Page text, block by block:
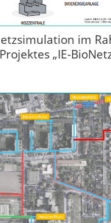
im
Projektes „IE-